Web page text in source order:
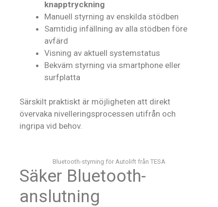
knapptryckning
Manuell styrning av enskilda stödben
Samtidig infällning av alla stödben före
avfärd
Visning av aktuell systemstatus
Bekväm styrning via smartphone eller
surfplatta
Särskilt praktiskt är möjligheten att direkt
övervaka nivelleringsprocessen utifrån och
ingripa vid behov.
Bluetooth-styrning för Autolift från TESA
Säker Bluetooth-
anslutning